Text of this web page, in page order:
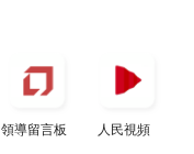
領導留言板 人民視頻